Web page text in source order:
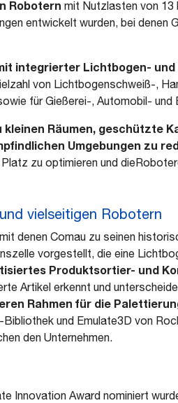
Robotern mit Nutzlasten von 13
entwickelt wurden, bei denen
integrierter Lichtbogen-
von Lichtbogenschweiß-,
für Gießerei-, Automobil-
Räumen, geschützte
Umgebungen zu
zu optimieren und
vielseitigen Robotern
denen Comau zu seinen
vorgestellt, die eine
Produktsortier- und
Artikel erkennt und
Rahmen für die
und Emulate3D von
den Unternehmen.
Innovation Award nominiert